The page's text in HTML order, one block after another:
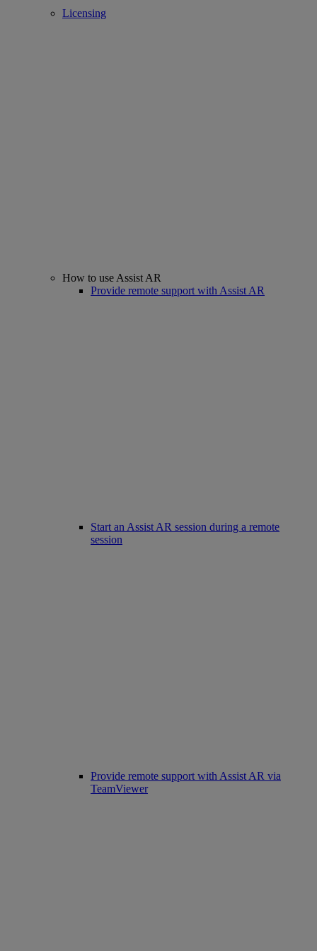
Licensing
How to use Assist AR
Provide remote support with Assist AR
Start an Assist AR session during a remote
session
Provide remote support with Assist AR via
TeamViewer